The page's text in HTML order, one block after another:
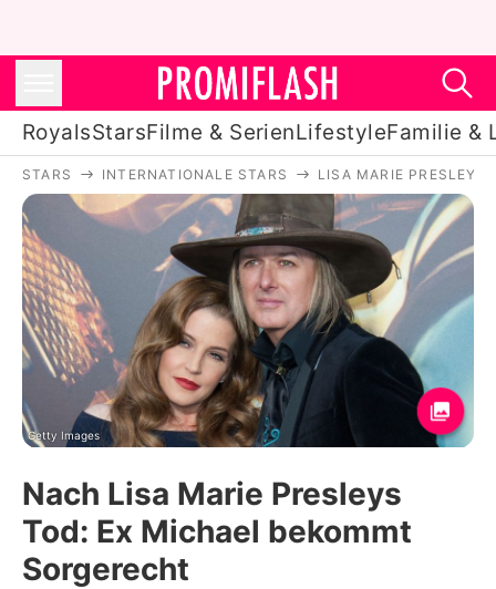
RoyalsStarsFilme & SerienLifestyleFamilie &
Royals
Stars
Filme & Serien
Lifestyle
Familie & Liebe
Promiflash Exklusiv
Alle Themen auf Promiflash
STARS INTERNATIONALE STARS LISA MARIE PRESLEY
Getty Images
Nach Lisa Marie Presleys
Tod: Ex Michael bekommt
Sorgerecht